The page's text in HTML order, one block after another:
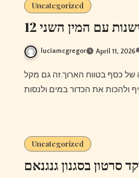
Uncategorized
עם המין השני
luciamcgregor April 11, 2026
Uncategorized
סרטון בסגנון גנגנאם